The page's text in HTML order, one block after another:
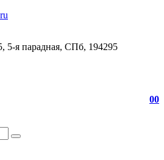
5-я парадная, СПб, 194295
00